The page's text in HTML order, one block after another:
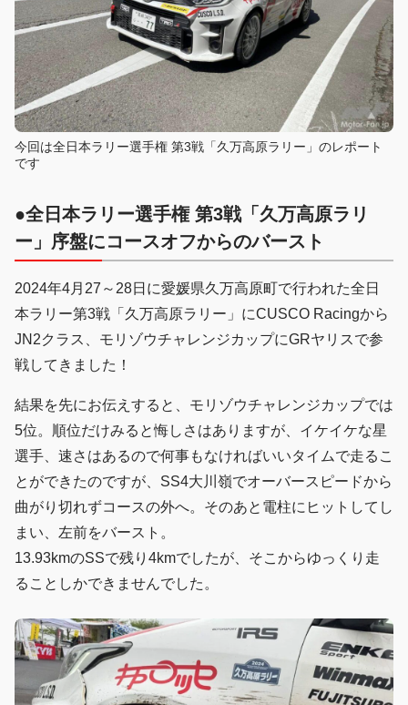
今回は全日本ラリー選手権 第3戦「久万高原ラリー」のレポート
です
●全日本ラリー選手権 第3戦「久万高原ラリ
ー」序盤にコースオフからのバースト
2024年4月27～28日に愛媛県久万高原町で行われた全日
本ラリー第3戦「久万高原ラリー」にCUSCO Racingから
JN2クラス、モリゾウチャレンジカップにGRヤリスで参
戦してきました！
結果を先にお伝えすると、モリゾウチャレンジカップでは
5位。順位だけみると悔しさはありますが、イケイケな星
選手、速さはあるので何事もなければいいタイムで走るこ
とができたのですが、SS4大川嶺でオーバースピードから
曲がり切れずコースの外へ。そのあと電柱にヒットしてし
まい、左前をバースト。
13.93kmのSSで残り4kmでしたが、そこからゆっくり走
ることしかできませんでした。